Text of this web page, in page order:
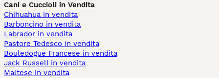
Cani e Cuccioli in Vendita
Chihuahua in vendita
Barboncino in vendita
Labrador in vendita
Pastore Tedesco in vendita
Bouledogue Francese in vendita
Jack Russell in vendita
Maltese in vendita